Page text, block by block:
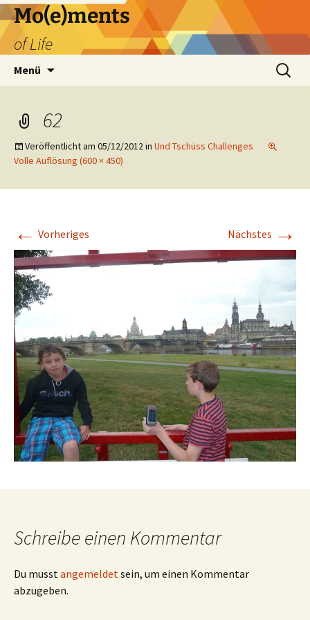
Zum
Inhalt
springen
Mo(e)ments
of Life
Menü
Suchen
nach:
62
Veröffentlicht am 05/12/2012in Und Tschüss Challenges
Volle Auflösung (600 × 450)
← Vorheriges Nächstes →
Schreibe einen Kommentar
Du musstangemeldetsein, um einen Kommentar
abzugeben.